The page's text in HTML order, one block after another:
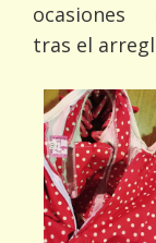
ocasiones
tras el